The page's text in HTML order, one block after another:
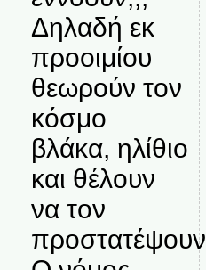
Δηλαδή εκ
προοιμίου
θεωρούν τον
κόσμο
βλάκα, ηλίθιο
και θέλουν
να τον